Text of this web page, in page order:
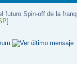
futuro Spin-off de la